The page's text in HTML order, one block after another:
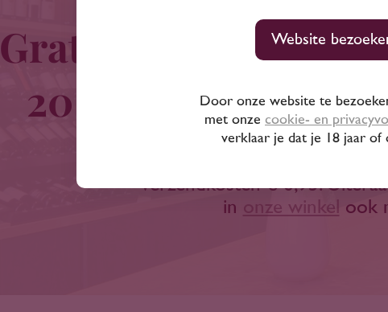
Gratis bezorgd
20 km of bij
verzendkosten € 6,95.
in onze winkel ook
Website
Door onze website te
met onze cookie- en
verklaar je dat je 18 jaar of